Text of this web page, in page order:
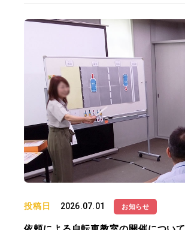
投稿日 2026.07.01 お知らせ